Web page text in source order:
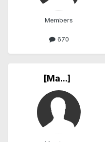
Members
670
[Ma...]